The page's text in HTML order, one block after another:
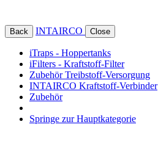
Back INTAIRCO Close
iTraps - Hoppertanks
iFilters - Kraftstoff-Filter
Zubehör Treibstoff-Versorgung
INTAIRCO Kraftstoff-Verbinder
Zubehör
Springe zur Hauptkategorie